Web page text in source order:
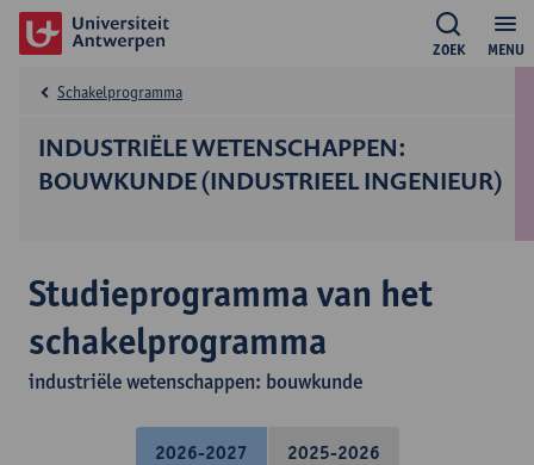
MENU
ZOEK
INDUSTRIËLE WETENSCHAPPEN:
BOUWKUNDE (INDUSTRIEEL INGENIEUR)
Schakelprogramma
Studieprogramma van het
schakelprogramma
industriële wetenschappen: bouwkunde
2026-2027 2025-2026